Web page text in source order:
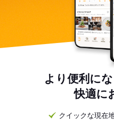
より便利に
快適に
クイックな現在